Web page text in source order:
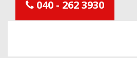
040 - 262 3930